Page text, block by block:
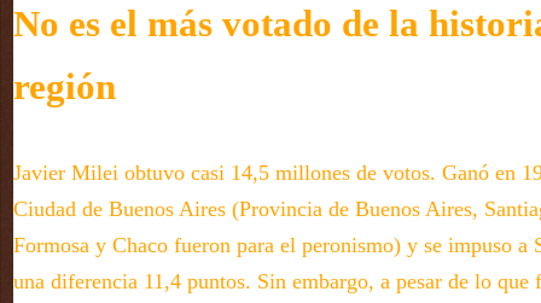
No es el más votado de la
región
Javier Milei obtuvo casi 14,5 millones de votos. Ganó en
Ciudad de Buenos Aires (Provincia de Buenos Aires,
Formosa y Chaco fueron para el peronismo) y se impuso a
una diferencia 11,4 puntos. Sin embargo, a pesar de lo que